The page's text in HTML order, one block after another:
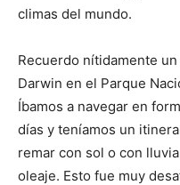
climas del mundo.
Recuerdo nítidamente
Darwin en el Parque
Íbamos a navegar en
días y teníamos un
remar con sol o con
oleaje. Esto fue muy